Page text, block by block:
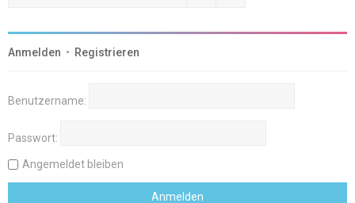
Anmelden • Registrieren
Benutzername:
Passwort:
Angemeldet bleiben